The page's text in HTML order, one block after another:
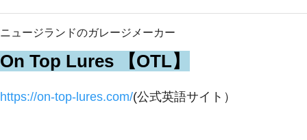
ニュージランドのガレージメーカー
On Top Lures 【OTL】
https://on-top-lures.com/(公式英語サイト）